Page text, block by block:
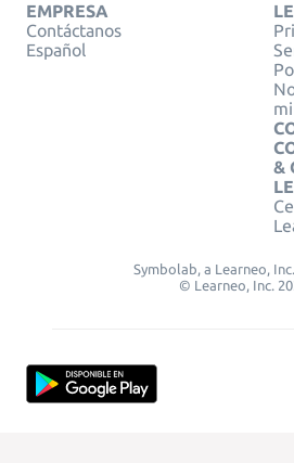
EMPRESA
Contáctanos
Español
&
Symbolab, a Learneo,
© Learneo, Inc.